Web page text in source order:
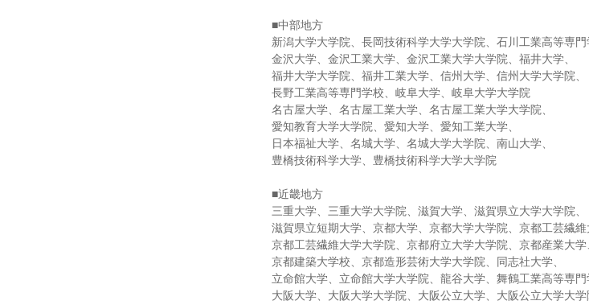
■中部地方
新潟大学大学院、長岡技術科学大学大学院、石川工業高等専門
金沢大学、金沢工業大学、金沢工業大学大学院、福井大学、
福井大学大学院、福井工業大学、信州大学、信州大学大学院、
長野工業高等専門学校、岐阜大学、岐阜大学大学院
名古屋大学、名古屋工業大学、名古屋工業大学大学院、
愛知教育大学大学院、愛知大学、愛知工業大学、
日本福祉大学、名城大学、名城大学大学院、南山大学、
豊橋技術科学大学、豊橋技術科学大学大学院
■近畿地方
三重大学、三重大学大学院、滋賀大学、滋賀県立大学大学院、
滋賀県立短期大学、京都大学、京都大学大学院、京都工芸繊維
京都工芸繊維大学大学院、京都府立大学大学院、京都産業大学
京都建築大学校、京都造形芸術大学大学院、同志社大学、
立命館大学、立命館大学大学院、龍谷大学、舞鶴工業高等専門
大阪大学、大阪大学大学院、大阪公立大学、大阪公立大学大学